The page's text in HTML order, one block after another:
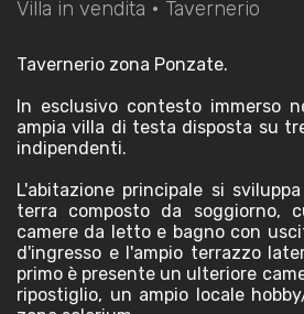
Villa in vendita • Tavernerio
Tavernerio zona Ponzate.
In esclusivo contesto immerso
ampia villa di testa disposta su
indipendenti.
L'abitazione principale si
terra composto da soggiorno,
camere da letto e bagno con
d'ingresso e l'ampio terrazzo
primo è presente un ulteriore
ripostiglio, un ampio locale